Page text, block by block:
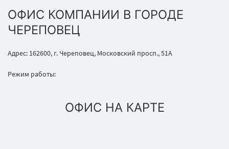
ОФИС КОМПАНИИ В ГОРОДЕ
ЧЕРЕПОВЕЦ
Адрес: 162600, г. Череповец, Московский просп., 51А
Режим работы:
ОФИС НА КАРТЕ